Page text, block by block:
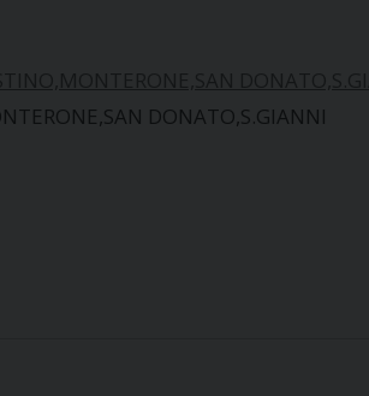
DONATO,S.GIANNI